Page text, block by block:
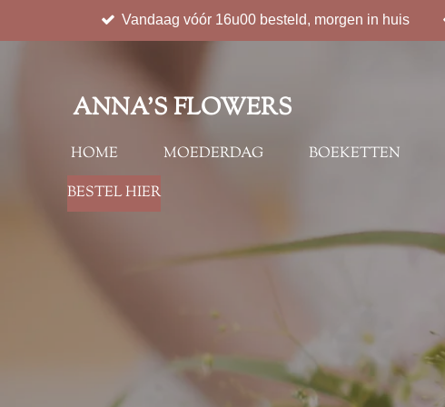
direct
Vandaag vóór 16u00 besteld, morgen in huis
ANNA'S FLOWERS
HOME MOEDERDAG BOEKETTEN
BESTEL HIER